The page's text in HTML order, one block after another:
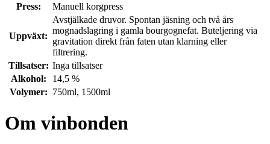
Press:
Manuell korgpress
Uppväxt:
Avstjälkade druvor. Spontan jäsning och två års
mognadslagring i gamla bourgognefat. Buteljering via
gravitation direkt från faten utan klarning eller
filtrering.
Tillsatser: Inga tillsatser
Alkohol:
14,5 %
Volymer: 750ml, 1500ml
Om vinbonden